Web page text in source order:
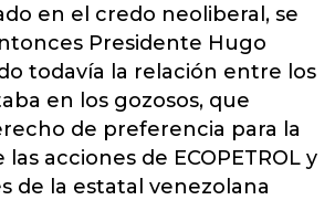
en el credo neoliberal, se
Presidente Hugo
todavía la relación entre los
en los gozosos, que
de preferencia para la
acciones de ECOPETROL y
de la estatal venezolana